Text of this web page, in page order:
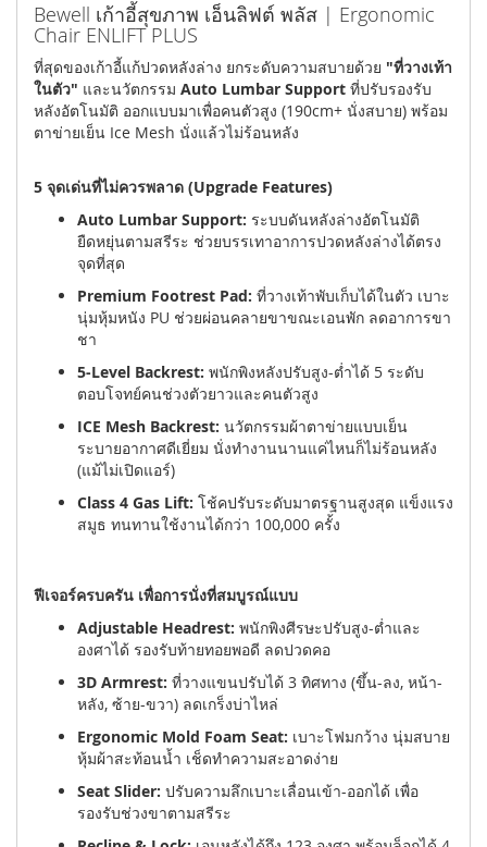
Bewell เก้าอี้สุขภาพ เอ็นลิฟต์ พลัส | Ergonomic
Chair ENLIFT PLUS
ที่สุดของเก้าอี้แก้ปวดหลังล่าง ยกระดับความสบายด้วย "ที่วางเท้า
ในตัว" และนวัตกรรม Auto Lumbar Support ที่ปรับรองรับ
หลังอัตโนมัติ ออกแบบมาเพื่อคนตัวสูง (190cm+ นั่งสบาย) พร้อม
ตาข่ายเย็น Ice Mesh นั่งแล้วไม่ร้อนหลัง
5 จุดเด่นที่ไม่ควรพลาด (Upgrade Features)
Auto Lumbar Support: ระบบดันหลังล่างอัตโนมัติ
ยืดหยุ่นตามสรีระ ช่วยบรรเทาอาการปวดหลังล่างได้ตรง
จุดที่สุด
Premium Footrest Pad: ที่วางเท้าพับเก็บได้ในตัว เบาะ
นุ่มหุ้มหนัง PU ช่วยผ่อนคลายขาขณะเอนพัก ลดอาการขา
ชา
5-Level Backrest: พนักพิงหลังปรับสูง-ต่ำได้ 5 ระดับ
ตอบโจทย์คนช่วงตัวยาวและคนตัวสูง
ICE Mesh Backrest: นวัตกรรมผ้าตาข่ายแบบเย็น
ระบายอากาศดีเยี่ยม นั่งทำงานนานแค่ไหนก็ไม่ร้อนหลัง
(แม้ไม่เปิดแอร์)
Class 4 Gas Lift: โช้คปรับระดับมาตรฐานสูงสุด แข็งแรง
สมูธ ทนทานใช้งานได้กว่า 100,000 ครั้ง
ฟีเจอร์ครบครัน เพื่อการนั่งที่สมบูรณ์แบบ
Adjustable Headrest: พนักพิงศีรษะปรับสูง-ต่ำและ
องศาได้ รองรับท้ายทอยพอดี ลดปวดคอ
3D Armrest: ที่วางแขนปรับได้ 3 ทิศทาง (ขึ้น-ลง, หน้า-
หลัง, ซ้าย-ขวา) ลดเกร็งบ่าไหล่
Ergonomic Mold Foam Seat: เบาะโฟมกว้าง นุ่มสบาย
หุ้มผ้าสะท้อนน้ำ เช็ดทำความสะอาดง่าย
Seat Slider: ปรับความลึกเบาะเลื่อนเข้า-ออกได้ เพื่อ
รองรับช่วงขาตามสรีระ